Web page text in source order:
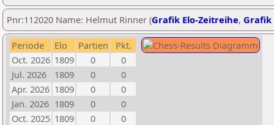
Pnr:112020 Name: Helmut Rinner (Grafik Elo-Zeitreihe, Grafik
Periode Elo Partien
Pkt.
Oct. 2026 1809 0
0
Jul. 2026
1809 0
0
Apr. 2026 1809 0
0
Jan. 2026 1809 0
0
Oct. 2025 1809 0
0